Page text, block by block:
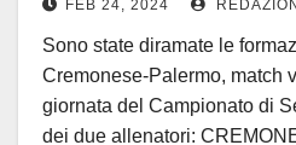
FEB 24, 2024
Sono state diramate le
Cremonese-Palermo, match
giornata del Campionato di
dei due allenatori: